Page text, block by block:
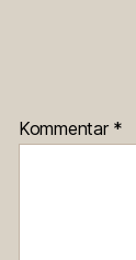
Kommentar *